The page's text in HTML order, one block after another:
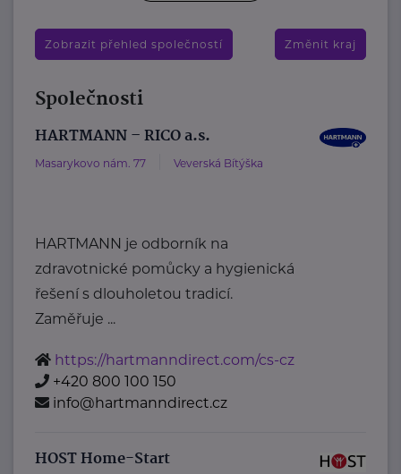
Zobrazit přehled společností Změnit kraj
Společnosti
HARTMANN – RICO a.s.
Masarykovo nám. 77 Veverská Bítýška
HARTMANN je odborník na
zdravotnické pomůcky a hygienická
řešení s dlouholetou tradicí.
Zaměřuje ...
https://hartmanndirect.com/cs-cz
+420 800 100 150
info@hartmanndirect.cz
HOST Home-Start